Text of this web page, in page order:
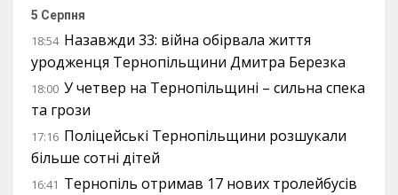
5 Серпня
18:54 Назавжди 33: війна обірвала життя
уродженця Тернопільщини Дмитра Березка
18:00 У четвер на Тернопільщині – сильна спека
та грози
17:16 Поліцейські Тернопільщини розшукали
більше сотні дітей
16:41 Тернопіль отримав 17 нових тролейбусів